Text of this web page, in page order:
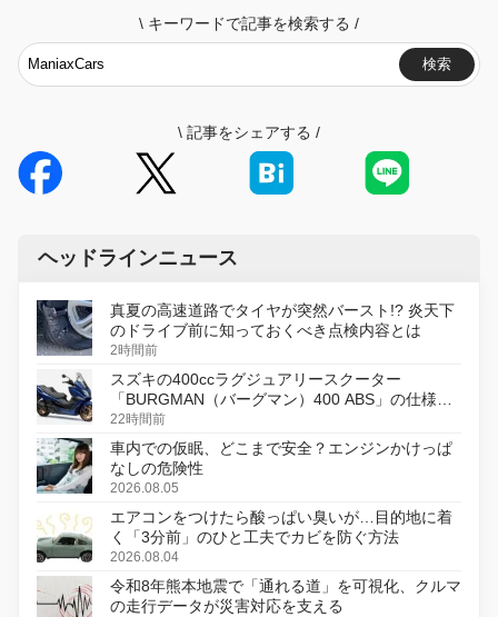
\ キーワードで記事を検索する /
検索
\ 記事をシェアする /
ヘッドラインニュース
真夏の高速道路でタイヤが突然バースト!? 炎天下
のドライブ前に知っておくべき点検内容とは
2時間前
スズキの400ccラグジュアリースクーター
「BURGMAN（バーグマン）400 ABS」の仕様を
変更し、8月18日に発売
22時間前
車内での仮眠、どこまで安全？エンジンかけっぱ
なしの危険性
2026.08.05
エアコンをつけたら酸っぱい臭いが…目的地に着
く「3分前」のひと工夫でカビを防ぐ方法
2026.08.04
令和8年熊本地震で「通れる道」を可視化、クルマ
の走行データが災害対応を支える